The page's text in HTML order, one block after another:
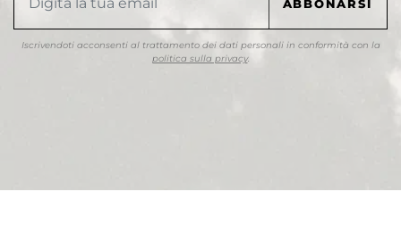
Iscrivendoti acconsenti al trattamento dei dati personali in conformità con la
politica sulla privacy.